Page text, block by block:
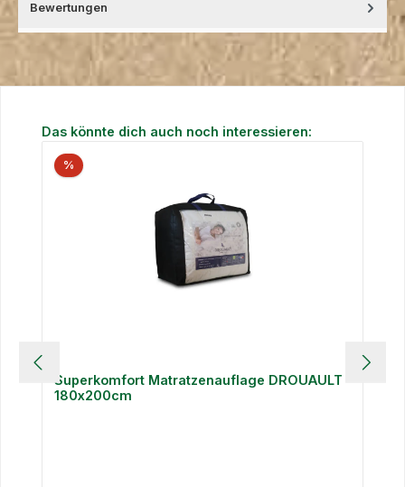
Bewertungen
Produktgalerie überspringen
Das könnte dich auch noch interessieren:
%
Superkomfort Matratzenauflage DROUAULT
180x200cm